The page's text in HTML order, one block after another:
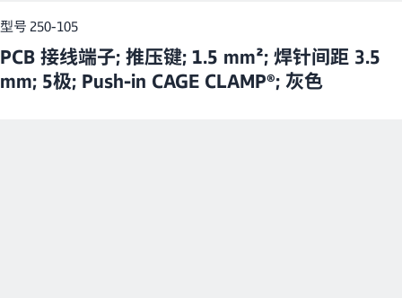
型号 250-105
PCB 接线端子; 推压键; 1.5 mm²; 焊针间距 3.5
mm; 5极; Push-in CAGE CLAMP®; 灰色